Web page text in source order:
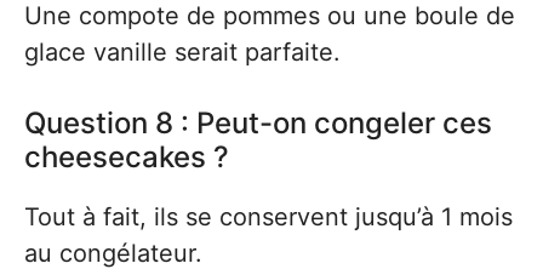
Une compote de pommes ou une boule de
glace vanille serait parfaite.
Question 8 : Peut-on congeler ces
cheesecakes ?
Tout à fait, ils se conservent jusqu’à 1 mois
au congélateur.